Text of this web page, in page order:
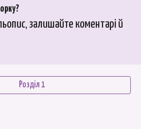
залишайте коментарі й
Розділ 1